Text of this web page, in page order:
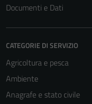
Documenti e Dati
CATEGORIE DI SERVIZIO
Agricoltura e pesca
Ambiente
Anagrafe e stato civile